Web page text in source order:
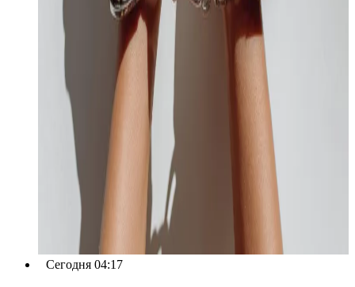
Сегодня 04:17